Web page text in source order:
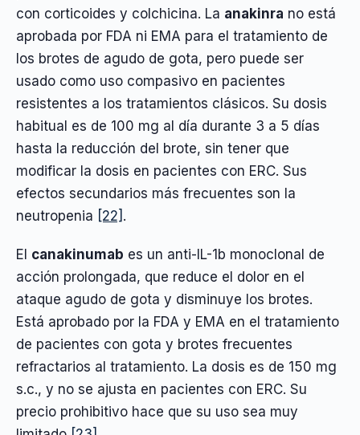
con corticoides y colchicina. La anakinra no está
aprobada por FDA ni EMA para el tratamiento de
los brotes de agudo de gota, pero puede ser
usado como uso compasivo en pacientes
resistentes a los tratamientos clásicos. Su dosis
habitual es de 100 mg al día durante 3 a 5 días
hasta la reducción del brote, sin tener que
modificar la dosis en pacientes con ERC. Sus
efectos secundarios más frecuentes son la
neutropenia [22] .
El canakinumab es un anti-IL-1b monoclonal de
acción prolongada, que reduce el dolor en el
ataque agudo de gota y disminuye los brotes.
Está aprobado por la FDA y EMA en el tratamiento
de pacientes con gota y brotes frecuentes
refractarios al tratamiento. La dosis es de 150 mg
s.c., y no se ajusta en pacientes con ERC. Su
precio prohibitivo hace que su uso sea muy